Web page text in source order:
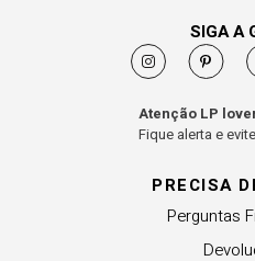
PRECISA
Perguntas
SIGA A
Atenção LP
Fique alerta e